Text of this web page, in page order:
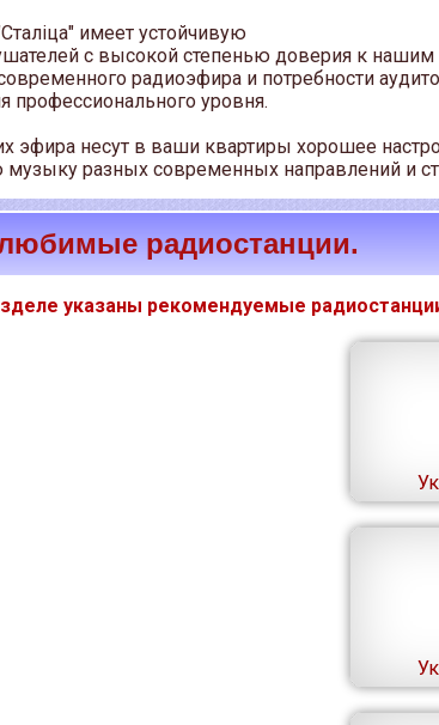
имеет устойчивую
с высокой степенью доверия к
радиоэфира и потребности
профессионального уровня.
эфира несут в ваши квартиры хорошее
разных современных направлений и
радиостанции.
указаны рекомендуемые